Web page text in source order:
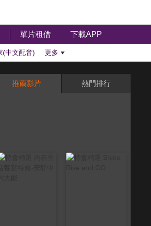
單片租借 下載APP
(中文配音) 更多
推薦影片 熱門排行